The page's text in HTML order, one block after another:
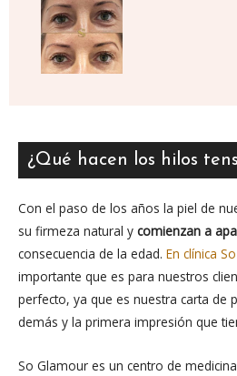
¿Qué hacen los hilos
Con el paso de los años la piel de
su firmeza natural y comienzan a
consecuencia de la edad. En clínica
importante que es para nuestros
perfecto, ya que es nuestra carta de
demás y la primera impresión que
So Glamour es un centro de